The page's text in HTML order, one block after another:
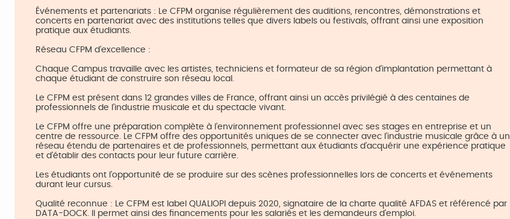
Événements et partenariats : Le CFPM organise régulièrement des auditions, rencontres, démonstrations et
concerts en partenariat avec des institutions telles que divers labels ou festivals, offrant ainsi une exposition
pratique aux étudiants.
Réseau CFPM d’excellence :
Chaque Campus travaille avec les artistes, techniciens et formateur de sa région d'implantation permettant à
chaque étudiant de construire son réseau local.
Le CFPM est présent dans 12 grandes villes de France, offrant ainsi un accès privilégié à des centaines de
professionnels de l’industrie musicale et du spectacle vivant.
Le CFPM offre une préparation complète à l’environnement professionnel avec ses stages en entreprise et un
centre de ressource. Le CFPM offre des opportunités uniques de se connecter avec l’industrie musicale grâce à un
réseau étendu de partenaires et de professionnels, permettant aux étudiants d’acquérir une expérience pratique
et d’établir des contacts pour leur future carrière.
Les étudiants ont l’opportunité de se produire sur des scènes professionnelles lors de concerts et événements
durant leur cursus.
Qualité reconnue : Le CFPM est label QUALIOPI depuis 2020, signataire de la charte qualité AFDAS et référencé par
DATA-DOCK. Il permet ainsi des financements pour les salariés et les demandeurs d’emploi.